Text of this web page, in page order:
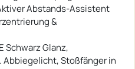
Abstands-Assistent
&
Schwarz Glanz,
Abbiegelicht, Stoßfänger in